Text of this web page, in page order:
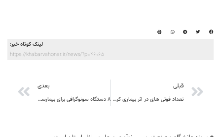
لینک کوتاه خبر:
https://khabarvahonar.ir/news/?p=46065
قبلی
تعداد فوتی های در اثر بیماری کرونا به 148 مورد در خراسان جنوبی رسید ؛
بعدی
۸ دستگاه سونوگرافی برای بیمارستان‌های خراسان جنوبی تامین شد